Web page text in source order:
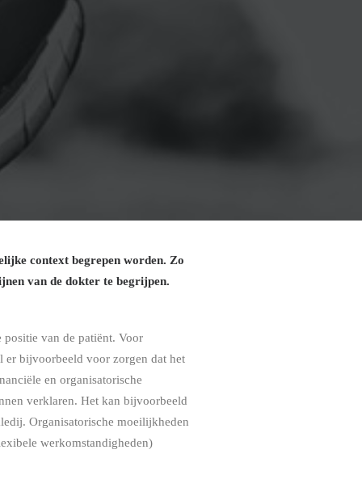
context begrepen worden. Zo
van de dokter te begrijpen.
positie van de patiënt. Voor
er bijvoorbeeld voor zorgen dat het
en organisatorische
verklaren. Het kan bijvoorbeeld
Organisatorische moeilijkheden
werkomstandigheden)